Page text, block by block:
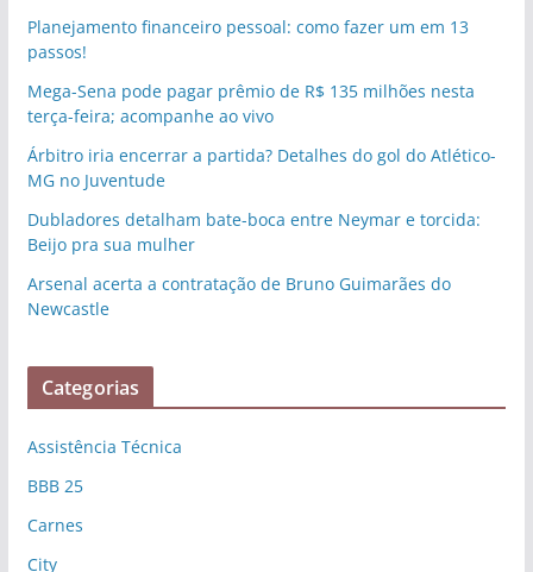
Planejamento financeiro pessoal: como fazer um em 13
passos!
Mega-Sena pode pagar prêmio de R$ 135 milhões nesta
terça-feira; acompanhe ao vivo
Árbitro iria encerrar a partida? Detalhes do gol do Atlético-
MG no Juventude
Dubladores detalham bate-boca entre Neymar e torcida:
Beijo pra sua mulher
Arsenal acerta a contratação de Bruno Guimarães do
Newcastle
Categorias
Assistência Técnica
BBB 25
Carnes
City